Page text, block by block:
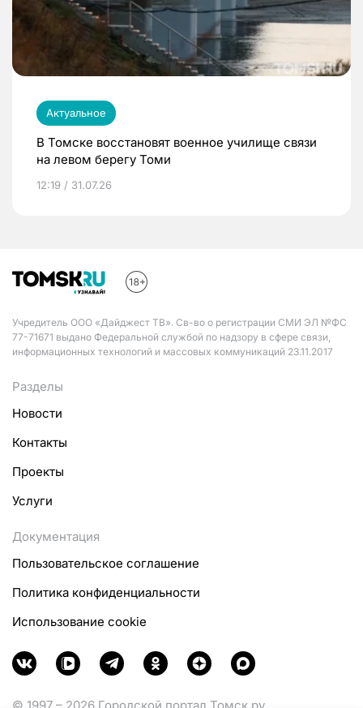
Актуальное
В Томске восстановят военное училище связи
на левом берегу Томи
12:19 / 31.07.26
Учредитель ООО «Дайджест ТВ». Св-во о регистрации СМИ ЭЛ №ФС
77-71671 выдано Федеральной службой по надзору в сфере связи,
информационных технологий и массовых коммуникаций 23.11.2017
Разделы
Новости
Контакты
Проекты
Услуги
Документация
Пользовательское соглашение
Политика конфиденциальности
Использование cookie